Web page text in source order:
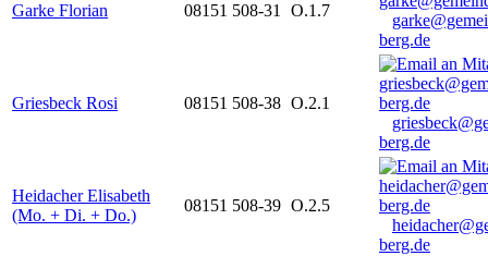
Garke Florian 08151 508-31 O.1.7
berg.de
Griesbeck Rosi 08151 508-38 O.2.1
berg.de
Heidacher Elisabeth
(Mo. + Di. + Do.)
08151 508-39 O.2.5
berg.de